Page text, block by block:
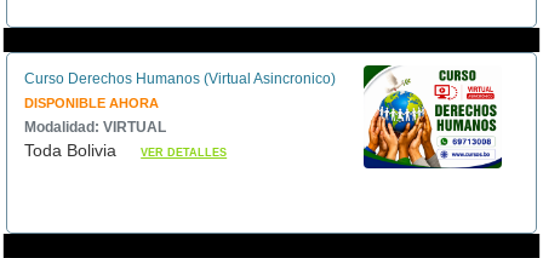
Curso Derechos Humanos (Virtual Asincronico)
DISPONIBLE AHORA
Modalidad: VIRTUAL
Toda BoliviaVER DETALLES